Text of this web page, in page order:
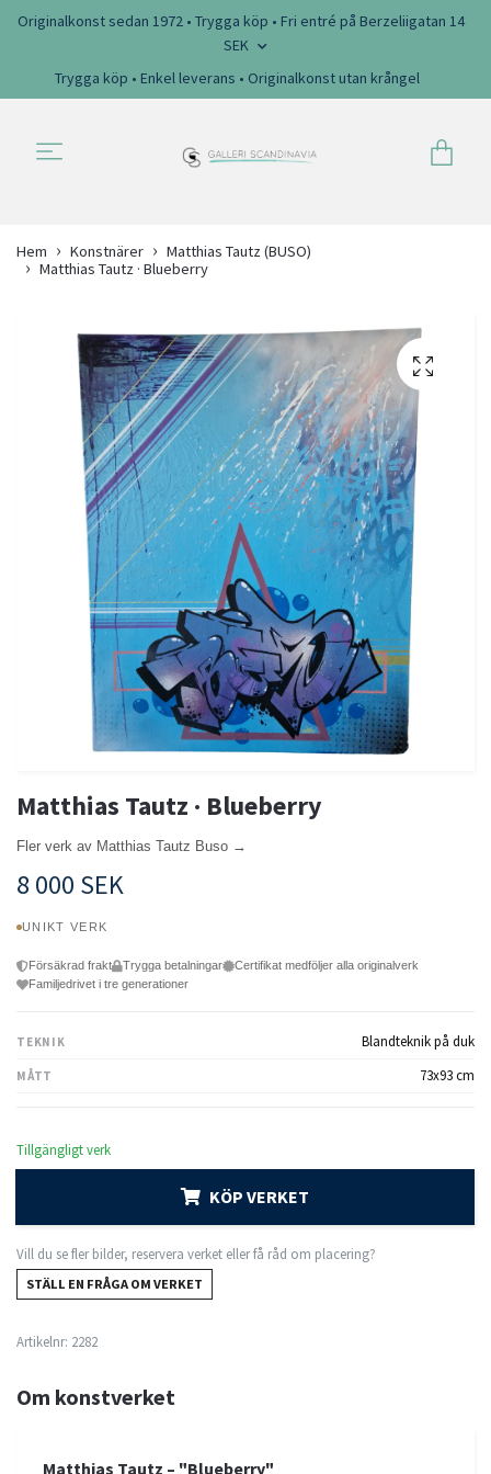
Originalkonst sedan 1972 • Trygga köp • Fri entré på Berzeliigatan 14
SEK
Trygga köp • Enkel leverans • Originalkonst utan krångel
Hem Konstnärer
Matthias Tautz (BUSO)
Matthias Tautz · Blueberry
Matthias Tautz · Blueberry
Fler verk av Matthias Tautz Buso →
8 000 SEK
UNIKT VERK
Försäkrad frakt Trygga betalningar
Certifikat medföljer alla originalverk
Familjedrivet i tre generationer
TEKNIK Blandteknik på duk
MÅTT 73x93 cm
Tillgängligt verk
KÖP VERKET
Vill du se fler bilder, reservera verket eller få råd om placering?
STÄLL EN FRÅGA OM VERKET
Artikelnr: 2282
Om konstverket
Matthias Tautz – "Blueberry"